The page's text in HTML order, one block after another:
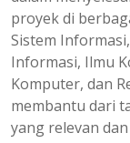
proyek di
Sistem
Informasi, Ilmu
Komputer, dan
membantu dari
yang relevan